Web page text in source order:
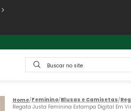
Buscar no site
Feminino Blusas e Camisetas
Regata Justa Feminina Estampa Digital Em